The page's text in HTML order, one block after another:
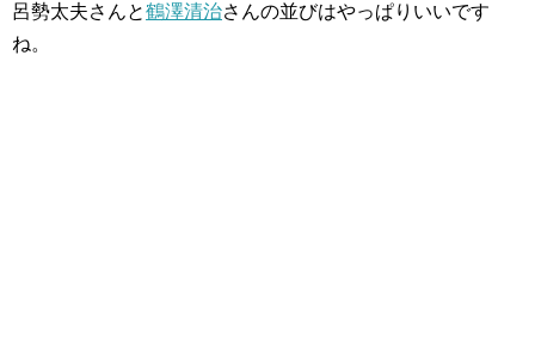
呂勢太夫さんと鶴澤清治さんの並びはやっぱりいいです
ね。